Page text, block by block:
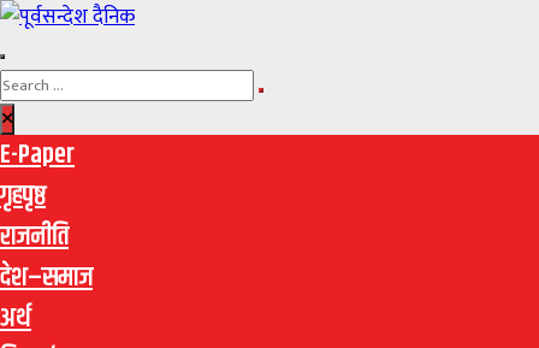
E-Paper
गृहपृष्ठ
राजनीति
देश–समाज
अर्थ